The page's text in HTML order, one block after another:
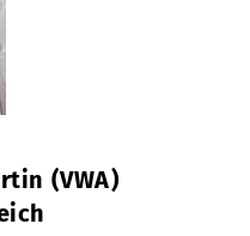
(VWA)